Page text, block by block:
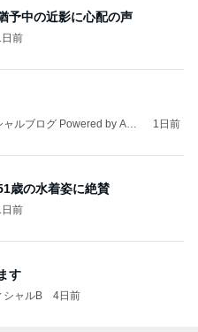
予中の近影に心配の声
日前
ルブログ Powered by Ame
1日前
歳の水着姿に絶賛
日前
す
シャルB 4日前